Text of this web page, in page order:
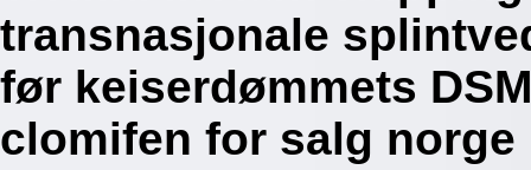
transnasjonale
før keiserdømmets
clomifen for salg